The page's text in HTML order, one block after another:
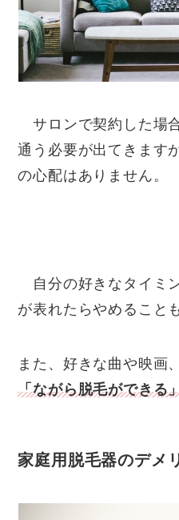
サロンで契約した場
通う必要が出てきます
の心配はありません。
自分の好きなタイミ
が表れたらやめること
また、好きな曲や映画
「ながら脱毛ができる
家庭用脱毛器のデメ